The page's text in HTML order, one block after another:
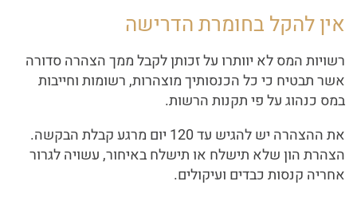
אין להקל בחומרת הדרישה
רשויות המס לא יוותרו על זכותן לקבל ממך הצהרה סדורה
אשר תבטיח כי כל הכנסותיך מוצהרות, רשומות וחייבות
במס כנהוג על פי תקנות הרשות.
את ההצהרה יש להגיש עד 120 יום מרגע קבלת הבקשה.
הצהרת הון שלא תישלח או תישלח באיחור, עשויה לגרור
אחריה קנסות כבדים ועיקולים.